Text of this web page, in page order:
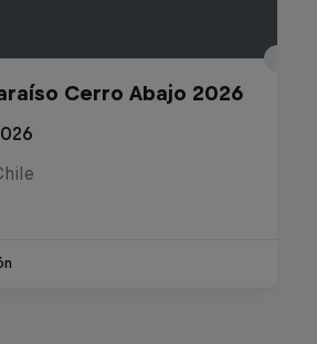
Cerro Abajo 2026